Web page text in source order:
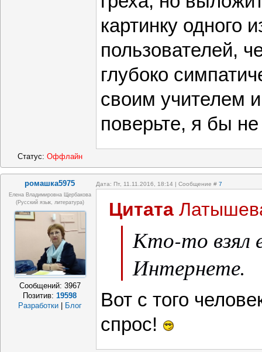
картинку одного
пользователей,
глубоко
своим учителем
поверьте, я бы
Статус: Оффлайн
ромашка5975 Дата: Пт, 11.11.2016, 18:14 | Сообщение # 7
Елена Владимировна Щербакова
(русский язык, литература)
Сообщений: 3967
Позитив:19598
Разработки
Блог
Цитата
Кто-то взял
Интернете.
Вот с того
спрос!